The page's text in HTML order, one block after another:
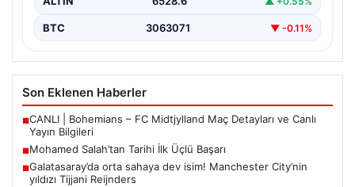
BTC 3063071 ▼ -0.11%
Son Eklenen Haberler
■CANLI | Bohemians – FC Midtjylland Maç Detayları ve Canlı
Yayın Bilgileri
■Mohamed Salah’tan Tarihi İlk Üçlü Başarı
■Galatasaray’da orta sahaya dev isim! Manchester City’nin
yıldızı Tijjani Reijnders